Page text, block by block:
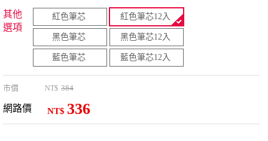
其他
選項
紅色筆芯 紅色筆芯12入
黑色筆芯 黑色筆芯12入
藍色筆芯 藍色筆芯12入
市價 NT$ 384
網路價 NT$ 336